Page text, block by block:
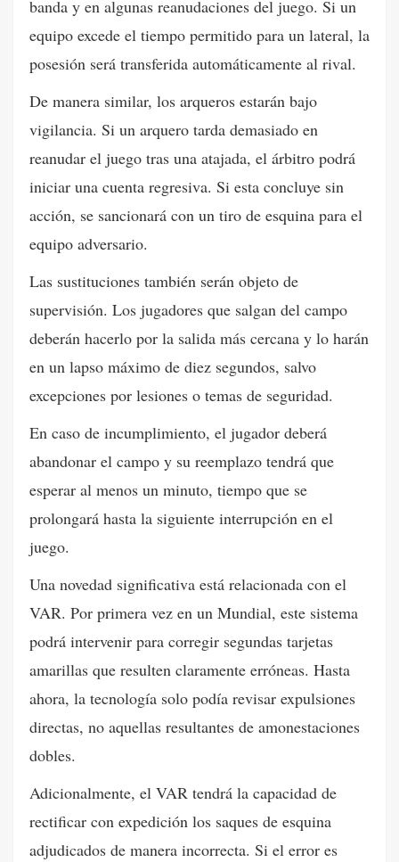
banda y en algunas reanudaciones del juego. Si un
equipo excede el tiempo permitido para un lateral, la
posesión será transferida automáticamente al rival.
De manera similar, los arqueros estarán bajo
vigilancia. Si un arquero tarda demasiado en
reanudar el juego tras una atajada, el árbitro podrá
iniciar una cuenta regresiva. Si esta concluye sin
acción, se sancionará con un tiro de esquina para el
equipo adversario.
Las sustituciones también serán objeto de
supervisión. Los jugadores que salgan del campo
deberán hacerlo por la salida más cercana y lo harán
en un lapso máximo de diez segundos, salvo
excepciones por lesiones o temas de seguridad.
En caso de incumplimiento, el jugador deberá
abandonar el campo y su reemplazo tendrá que
esperar al menos un minuto, tiempo que se
prolongará hasta la siguiente interrupción en el
juego.
Una novedad significativa está relacionada con el
VAR. Por primera vez en un Mundial, este sistema
podrá intervenir para corregir segundas tarjetas
amarillas que resulten claramente erróneas. Hasta
ahora, la tecnología solo podía revisar expulsiones
directas, no aquellas resultantes de amonestaciones
dobles.
Adicionalmente, el VAR tendrá la capacidad de
rectificar con expedición los saques de esquina
adjudicados de manera incorrecta. Si el error es